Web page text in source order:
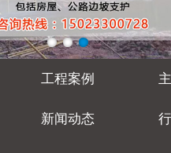
工程案例
新闻动态